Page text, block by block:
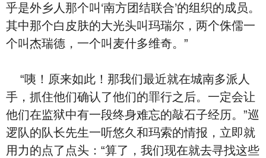
乎是外乡人那个叫‘南方团结联合’的组织的成员。
其中那个白皮肤的大光头叫玛瑞尔，两个侏儒一
个叫杰瑞德，一个叫麦什多维奇。”
“咦！原来如此！那我们最近就在城南多派人
手，抓住他们确认了他们的罪行之后。一定会让
他们在监狱中有一段终身难忘的敲石子经历。”巡
逻队的队长先生一听悠久和玛索的情报，立即就
用力的点了点头：“算了，我们现在就去寻找这些